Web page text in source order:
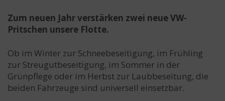
Zum neuen Jahr verstärken zwei neue VW-
Pritschen unsere Flotte.
Ob im Winter zur Schneebeseitigung, im Frühling
zur Streugutbeseitigung, im Sommer in der
Grünpflege oder im Herbst zur Laubbeseitung, die
beiden Fahrzeuge sind universell einsetzbar.